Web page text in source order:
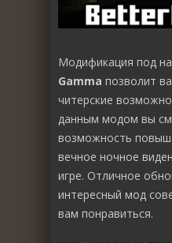
Модификация под
Gamma позволит
читерские
данным модом вы
возможность
вечное ночное
игре. Отличное
интересный мод
вам понравиться.